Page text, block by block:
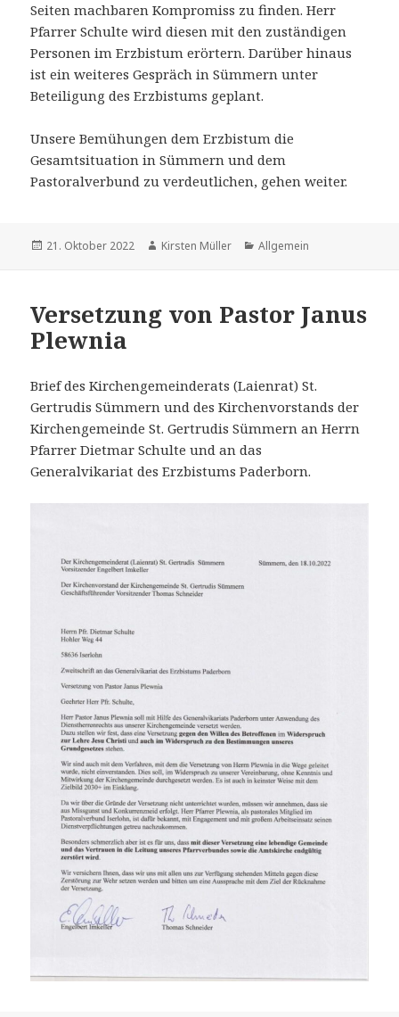
Seiten machbaren Kompromiss zu finden. Herr
Pfarrer Schulte wird diesen mit den zuständigen
Personen im Erzbistum erörtern. Darüber hinaus
ist ein weiteres Gespräch in Sümmern unter
Beteiligung des Erzbistums geplant.
Unsere Bemühungen dem Erzbistum die
Gesamtsituation in Sümmern und dem
Pastoralverbund zu verdeutlichen, gehen weiter.
Veröffentlicht
21. Oktober 2022 Autor
Kirsten Müller Kategorien
Allgemein
Versetzung von Pastor Janus
Plewnia
Brief des Kirchengemeinderats (Laienrat) St.
Gertrudis Sümmern und des Kirchenvorstands der
Kirchengemeinde St. Gertrudis Sümmern an Herrn
Pfarrer Dietmar Schulte und an das
Generalvikariat des Erzbistums Paderborn.